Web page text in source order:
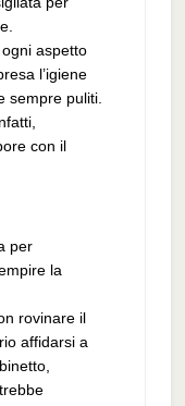
aspetto
l’igiene
sempre puliti.
con il
per
la
rovinare il
affidarsi a